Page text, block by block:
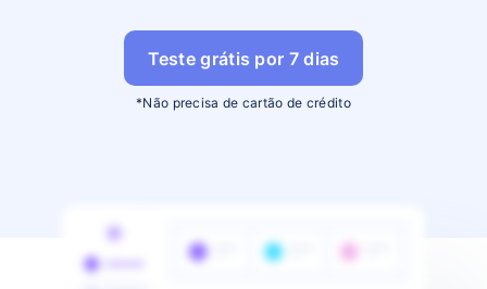
Teste grátis por 7dias
*Não precisa de cartão de crédito